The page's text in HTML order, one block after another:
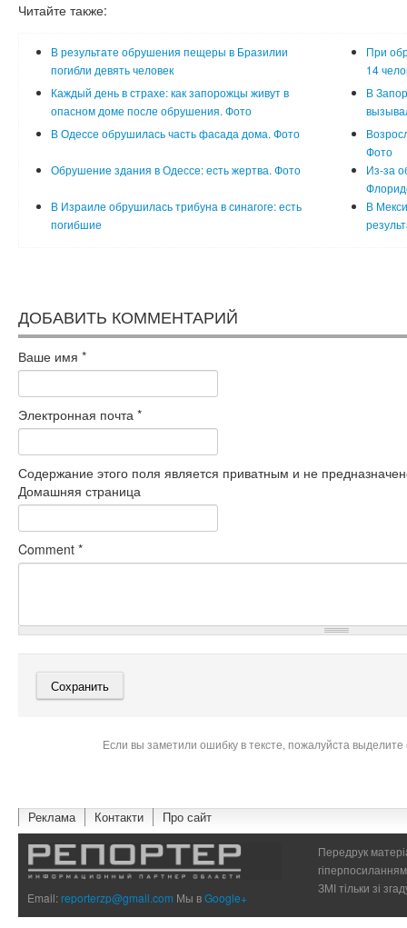
Читайте также:
В результате обрушения пещеры в Бразилии
погибли девять человек
При
14
Каждый день в страхе: как запорожцы живут в
опасном доме после обрушения. Фото
В
В Одессе обрушилась часть фасада дома. Фото
Фото
Обрушение здания в Одессе: есть жертва. Фото
Из-за
В Израиле обрушилась трибуна в синагоге: есть
погибшие
В
ДОБАВИТЬ КОММЕНТАРИЙ
Ваше имя *
Электронная почта *
Содержание этого поля является приватным и не
Домашняя страница
Comment *
Если вы заметили ошибку в тексте, пожалуйста
Реклама Контакти Про сайт
Email:reporterzp@gmail.com Мы вGoogle+
Передрук
ЗМІ тільки зі